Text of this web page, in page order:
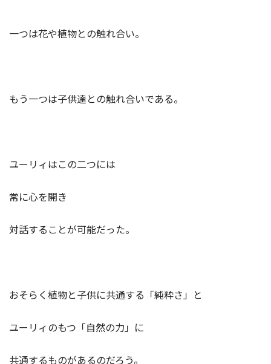
一つは花や植物との触れ合い。
もう一つは子供達との触れ合いである。
ユーリィはこの二つには
常に心を開き
対話することが可能だった。
おそらく植物と子供に共通する「純粋さ」と
ユーリィのもつ「自然の力」に
共通するものがあるのだろう。